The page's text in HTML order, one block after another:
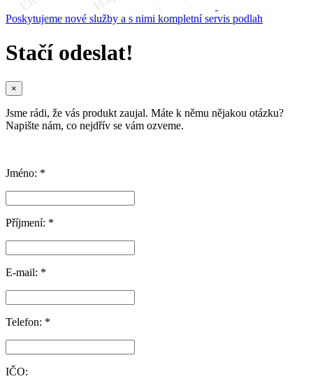
Poskytujeme nové služby a s nimi kompletní servis podlah
Stačí odeslat!
×
Jsme rádi, že vás produkt zaujal. Máte k němu nějakou otázku?
Napište nám, co nejdřív se vám ozveme.
Jméno: *
Příjmení: *
E-mail: *
Telefon: *
IČO: